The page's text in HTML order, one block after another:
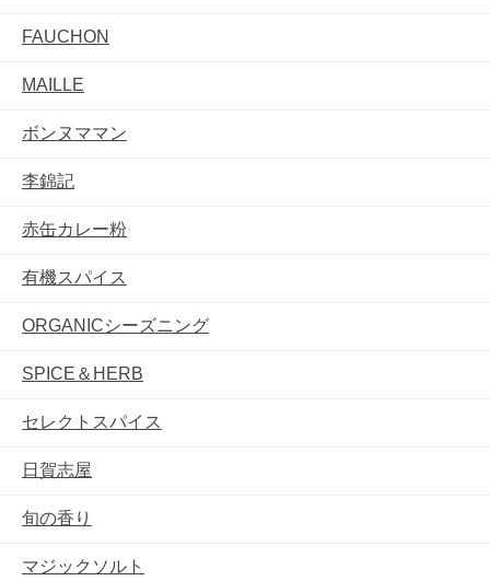
FAUCHON
MAILLE
ボンヌママン
李錦記
赤缶カレー粉
有機スパイス
ORGANICシーズニング
SPICE＆HERB
セレクトスパイス
日賀志屋
旬の香り
マジックソルト